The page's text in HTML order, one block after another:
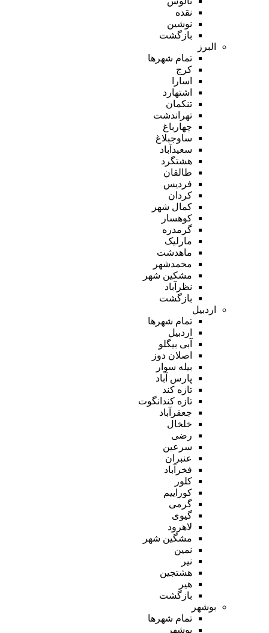
نقده
نوشین
بازگشت
البرز
تمام شهر‌ها
کرج
اسارا
اشتهارد
تنکمان
تهراندشت
چهارباغ
ساوجبلاغ
سعیدآباد
هشتگرد
طالقان
فردیس
کردان
کمال شهر
کوهسار
گرمدره
مارلیک
ماهدشت
محمدشهر
مشکین شهر
نظرآباد
بازگشت
اردبیل
تمام شهر‌ها
اردبیل
آبی بیگلو
اصلان دوز
بیله سوار
پارس آباد
تازه کند
تازه کندانگوت
جعفرآباد
خلخال
رضی
سرعین
عنبران
فخرآباد
کلور
کوراییم
گرمی
گیوی
لاهرود
مشگین شهر
نمین
نیر
هشتجین
هیر
بازگشت
بوشهر
تمام شهر‌ها
بوشهر